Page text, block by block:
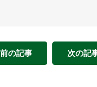
前の記事 次の記